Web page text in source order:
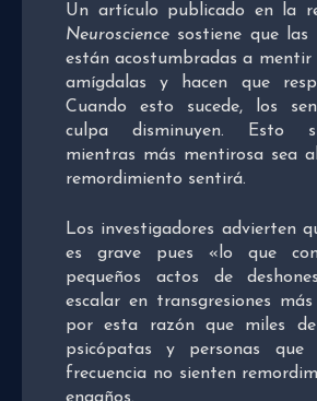
Un artículo publicado en la
Neuroscience sostiene que las
están acostumbradas a mentir
amígdalas y hacen que
Cuando esto sucede, los
culpa disminuyen. Esto
mientras más mentirosa sea
remordimiento sentirá.
Los investigadores advierten
es grave pues «lo que
pequeños actos de
escalar en transgresiones más
por esta razón que miles de
psicópatas y personas que
frecuencia no sienten